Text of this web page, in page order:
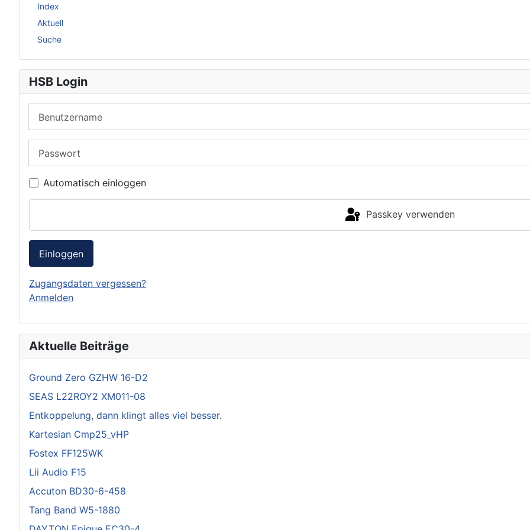
Index
Aktuell
Suche
HSB Login
Automatisch einloggen
Passkey verwenden
Einloggen
Zugangsdaten vergessen?
Anmelden
Aktuelle Beiträge
Ground Zero GZHW 16-D2
SEAS L22ROY2 XM011-08
Entkoppelung, dann klingt alles viel besser.
Kartesian Cmp25_vHP
Fostex FF125WK
Lii Audio F15
Accuton BD30-6-458
Tang Band W5-1880